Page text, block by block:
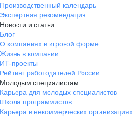
Производственный календарь
Экспертная рекомендация
Новости и статьи
Блог
О компаниях в игровой форме
Жизнь в компании
ИТ-проекты
Рейтинг работодателей России
Молодым специалистам
Карьера для молодых специалистов
Школа программистов
Карьера в некоммерческих организациях